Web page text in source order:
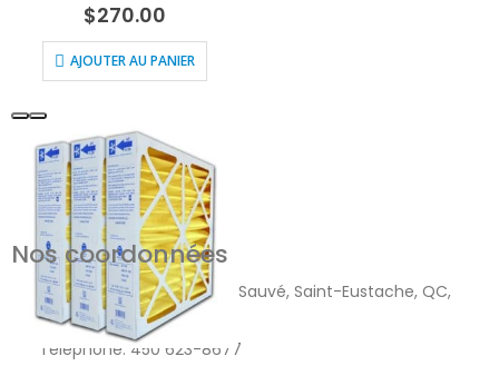
$270.00
AJOUTER AU PANIER
Nos coordonnées
Adresse: 801, boul. Arthur-Sauvé, Saint-Eustache, QC,
J7R4K3
Téléphone: 450 623-8677